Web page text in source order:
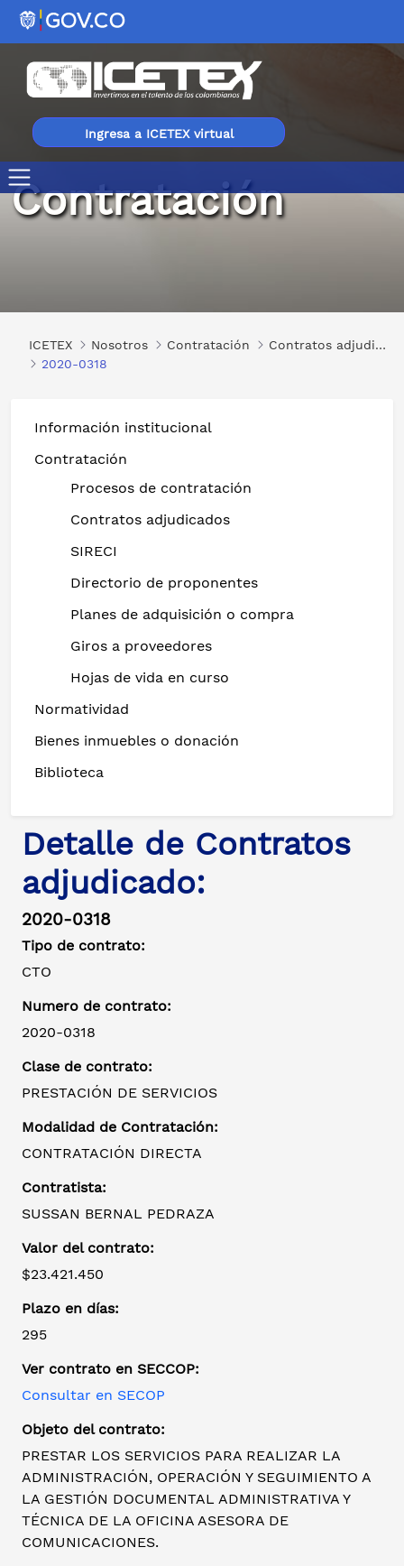
Ingresa a ICETEX virtual
2020-0318
Contratación
ICETEX Nosotros Contratación
Contratos adjudicados
2020-0318
Información institucional
Contratación
Procesos de contratación
Contratos adjudicados
SIRECI
Directorio de proponentes
Planes de adquisición o compra
Giros a proveedores
Hojas de vida en curso
Normatividad
Bienes inmuebles o donación
Biblioteca
Detalle de Contratos
adjudicado:
2020-0318
Tipo de contrato:
CTO
Numero de contrato:
2020-0318
Clase de contrato:
PRESTACIÓN DE SERVICIOS
Modalidad de Contratación:
CONTRATACIÓN DIRECTA
Contratista:
SUSSAN BERNAL PEDRAZA
Valor del contrato:
$23.421.450
Plazo en días:
295
Ver contrato en SECCOP:
Consultar en SECOP
Objeto del contrato:
PRESTAR LOS SERVICIOS PARA REALIZAR LA
ADMINISTRACIÓN, OPERACIÓN Y SEGUIMIENTO A
LA GESTIÓN DOCUMENTAL ADMINISTRATIVA Y
TÉCNICA DE LA OFICINA ASESORA DE
COMUNICACIONES.